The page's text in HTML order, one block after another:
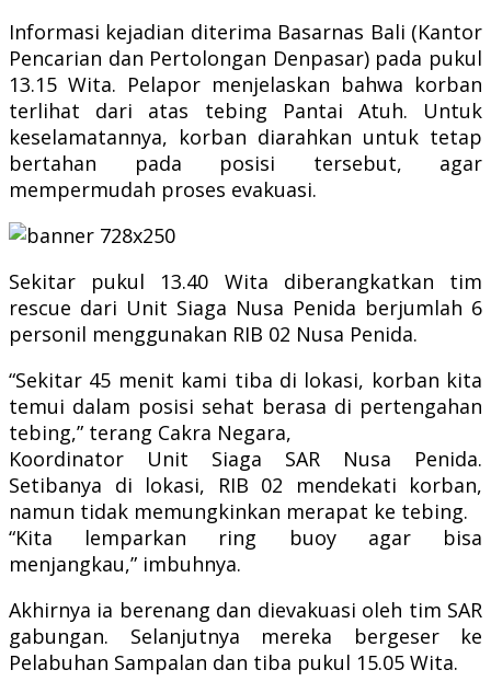
Informasi kejadian diterima Basarnas Bali (Kantor
Pencarian dan Pertolongan Denpasar) pada pukul
13.15 Wita. Pelapor menjelaskan bahwa korban
terlihat dari atas tebing Pantai Atuh. Untuk
keselamatannya, korban diarahkan untuk tetap
bertahan pada posisi tersebut, agar
mempermudah proses evakuasi.
Sekitar pukul 13.40 Wita diberangkatkan tim
rescue dari Unit Siaga Nusa Penida berjumlah 6
personil menggunakan RIB 02 Nusa Penida.
“Sekitar 45 menit kami tiba di lokasi, korban kita
temui dalam posisi sehat berasa di pertengahan
tebing,” terang Cakra Negara,
Koordinator Unit Siaga SAR Nusa Penida.
Setibanya di lokasi, RIB 02 mendekati korban,
namun tidak memungkinkan merapat ke tebing.
“Kita lemparkan ring buoy agar bisa
menjangkau,” imbuhnya.
Akhirnya ia berenang dan dievakuasi oleh tim SAR
gabungan. Selanjutnya mereka bergeser ke
Pelabuhan Sampalan dan tiba pukul 15.05 Wita.